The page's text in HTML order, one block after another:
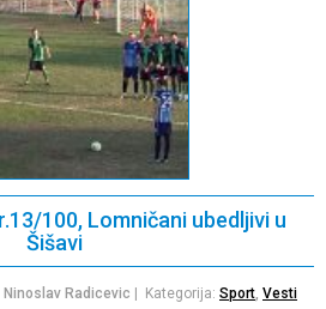
100, Lomničani ubedljivi u
Šišavi
Ninoslav Radicevic | Kategorija: Sport Vesti